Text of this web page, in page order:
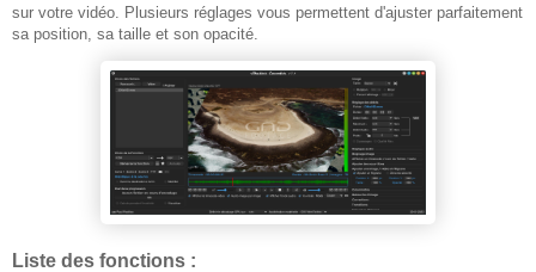
sur votre vidéo. Plusieurs réglages vous permettent d'ajuster parfaitement
sa position, sa taille et son opacité.
Liste des fonctions :